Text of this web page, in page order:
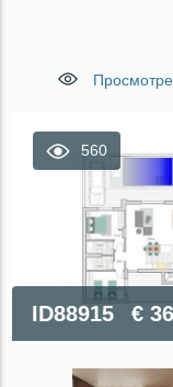
560
ID88915 €